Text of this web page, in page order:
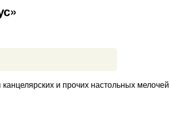
и прочих настольных мелочей